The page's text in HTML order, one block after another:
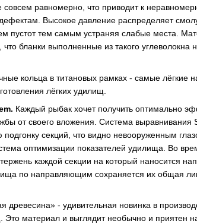
равномерно, что приводит к
Высокое давление распределяет
пустот тем самым устраняя слабые места.
бланки выполненные из такого углеволокна
кольца в титановых рамках - самые лёгкие
лёгких удилищ.
. Каждый рыбак хочет получить оптимально
от своего вложения. Система выравнивания
подгонку секций, что видно невооруженным
оптимизации показателей удилища. Во
каждой секции на который наносится
по направляющим сохраняется их общая
древесина» - удивительная новинка в
Это материал и выглядит необычно и приятен